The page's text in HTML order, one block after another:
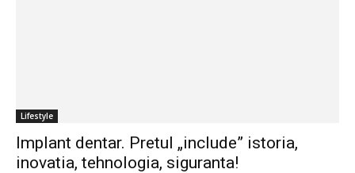
Lifestyle
Implant dentar. Pretul „include” istoria,
inovatia, tehnologia, siguranta!